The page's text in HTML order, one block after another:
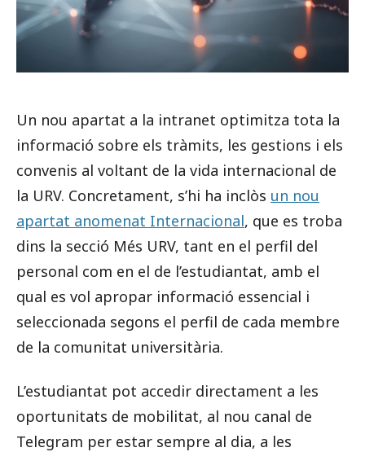
Un nou apartat a la intranet optimitza tota la
informació sobre els tràmits, les gestions i els
convenis al voltant de la vida internacional de
la URV. Concretament, s’hi ha inclòs un nou
apartat anomenat Internacional, que es troba
dins la secció Més URV, tant en el perfil del
personal com en el de l’estudiantat, amb el
qual es vol apropar informació essencial i
seleccionada segons el perfil de cada membre
de la comunitat universitària.
L’estudiantat pot accedir directament a les
oportunitats de mobilitat, al nou canal de
Telegram per estar sempre al dia, a les